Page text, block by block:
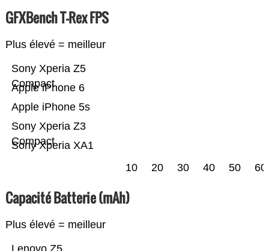
GFXBench T-Rex FPS
Plus élevé = meilleur
Sony Xperia XA1
Sony Xperia Z3
Compact
Apple iPhone 5s
Apple iPhone 6
Sony Xperia Z5
Compact
10 20 30 40 50 60
Capacité Batterie (mAh)
Plus élevé = meilleur